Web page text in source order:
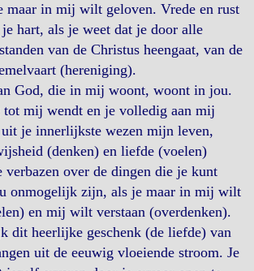
maar in mij wilt geloven. Vrede en rust
hart, als je weet dat je door alle
van de Christus heengaat, van de
(hereniging).
God, die in mij woont, woont in jou.
mij wendt en je volledig aan mij
je innerlijkste wezen mijn leven,
(denken) en liefde (voelen)
verbazen over de dingen die je kunt
onmogelijk zijn, als je maar in mij wilt
en mij wilt verstaan (overdenken).
dit heerlijke geschenk (de liefde) van
uit de eeuwig vloeiende stroom. Je